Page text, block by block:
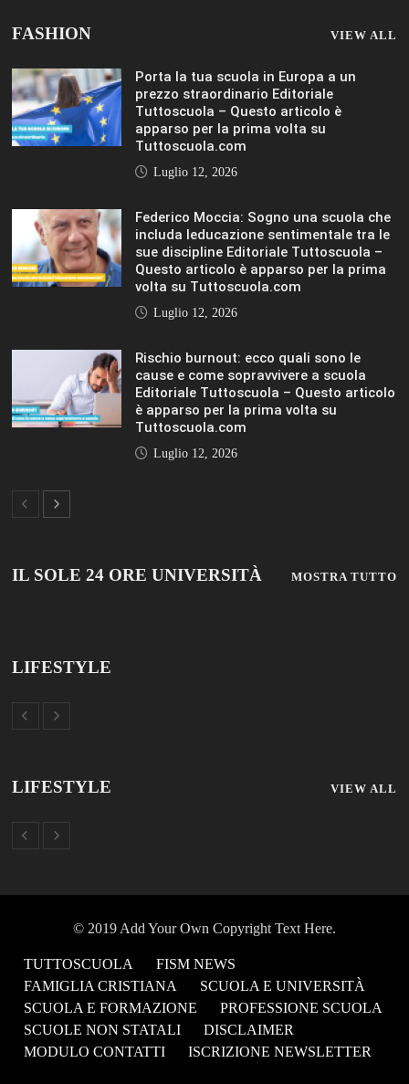
FASHION VIEW ALL
Porta la tua scuola in Europa a un
prezzo straordinario Editoriale
Tuttoscuola – Questo articolo è
apparso per la prima volta su
Tuttoscuola.com
Luglio 12, 2026
Federico Moccia: Sogno una scuola che
includa leducazione sentimentale tra le
sue discipline Editoriale Tuttoscuola –
Questo articolo è apparso per la prima
volta su Tuttoscuola.com
Luglio 12, 2026
Rischio burnout: ecco quali sono le
cause e come sopravvivere a scuola
Editoriale Tuttoscuola – Questo articolo
è apparso per la prima volta su
Tuttoscuola.com
Luglio 12, 2026
IL SOLE 24 ORE UNIVERSITÀ MOSTRA TUTTO
LIFESTYLE
LIFESTYLE VIEW ALL
© 2019 Add Your Own Copyright Text Here.
TUTTOSCUOLA
FISM NEWS
FAMIGLIA CRISTIANA
SCUOLA E UNIVERSITÀ
SCUOLA E FORMAZIONE
PROFESSIONE SCUOLA
SCUOLE NON STATALI
DISCLAIMER
MODULO CONTATTI
ISCRIZIONE NEWSLETTER